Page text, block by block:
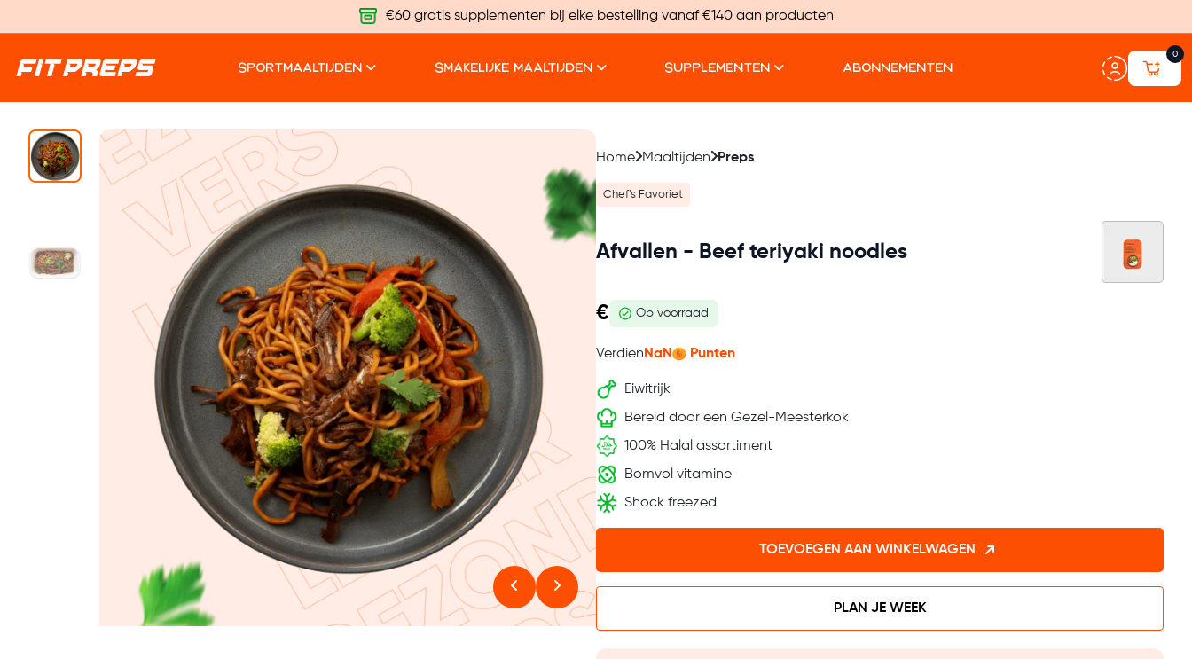
€60 gratis supplementen bij elke bestelling vanaf €140 aan producten
SPORTMAALTIJDEN SMAKELIJKE MAALTIJDEN SUPPLEMENTEN ABONNEMENTEN
0
Home Maaltijden Preps
Chef’s Favoriet
Afvallen - Beef teriyaki noodles
€ Op voorraad
Verdien NaN Punten
Eiwitrijk
Bereid door een Gezel-Meesterkok
100% Halal assortiment
Bomvol vitamine
Shock freezed
TOEVOEGEN AAN WINKELWAGEN
PLAN JE WEEK